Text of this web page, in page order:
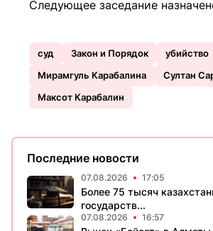
Следующее заседание
суд Закон и Порядок
убийство
Мирамгуль Карабалина
Султан
Максот Карабалин
Последние новости
07.08.2026 17:05
Более 75 тысяч
государств...
07.08.2026 16:57